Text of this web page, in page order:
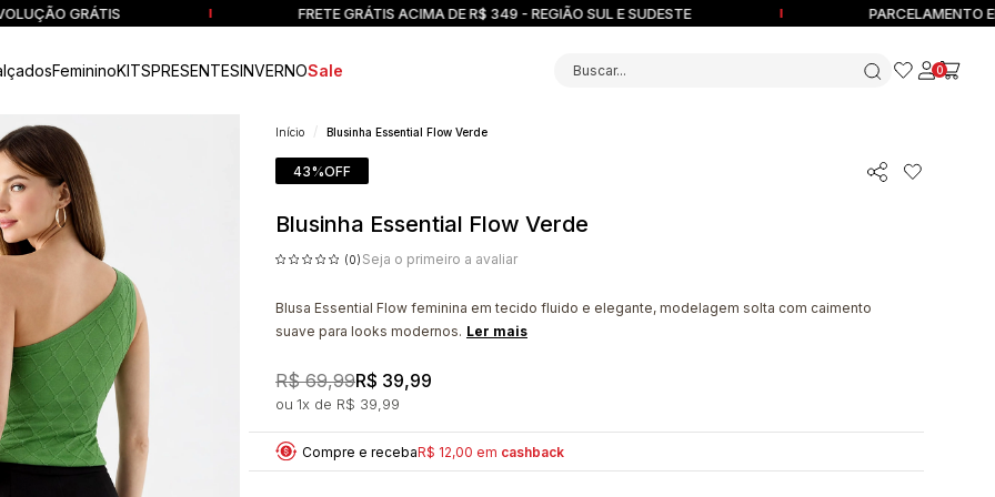
GRÁTIS FRETE GRÁTIS ACIMA DE R$ 349 - REGIÃO SUL E SUDESTE PARCELAMENTO EM
FemininoKITSPRESENTESINVERNOSale Buscar... 0
Início Blusinha Essential Flow Verde
43%OFF
Blusinha Essential Flow Verde
(0) Seja o primeiro a avaliar
Blusa Essential Flow feminina em tecido fluido e elegante, modelagem solta com caimento
suave para looks modernos. Ler mais
R$ 69,99R$ 39,99
1x R$ 39,99
Compre e recebaR$ 12,00 em cashback